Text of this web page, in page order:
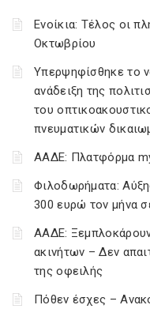
Ενοίκια: Τέλος οι
Οκτωβρίου
Υπερψηφίσθηκε το
ανάδειξη της
του
πνευματικών
ΑΑΔΕ: Πλατφόρμα
Φιλοδωρήματα:
300 ευρώ τον μήνα
ΑΑΔΕ:
ακινήτων – Δεν
της οφειλής
Πόθεν έσχες –